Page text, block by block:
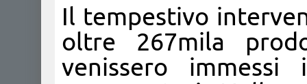
Il tempestivo
oltre 267mila
venissero